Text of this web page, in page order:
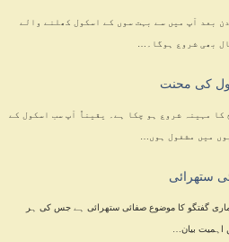
بعد آپ میں سے بہت سوں کے اسکول کھلنے والے
بھی شروع ہوگا۔…
کی محنت
کا مہینہ شروع ہو چکا ہے۔ یقیناً آپ سب اسکول کے
میں مشغول ہوں…
ستھرائی
گفتگو کا موضوع صفائی ستھرائی ہے جس کی ہر
بیان…